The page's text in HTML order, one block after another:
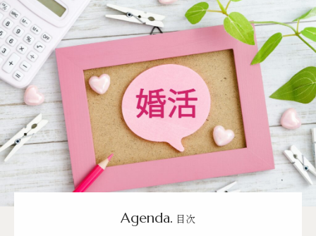
Agenda. 目次